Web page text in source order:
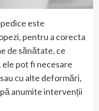
este
pentru a corecta
de sănătate, ce
pot fi necesare
cu alte deformări,
anumite intervenții